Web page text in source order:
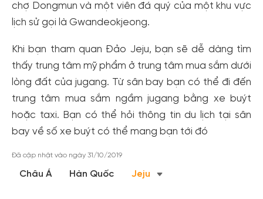
chợ Dongmun và một viên đá quý của một khu vực
lịch sử gọi là Gwandeokjeong.
Khi bạn tham quan Đảo Jeju, bạn sẽ dễ dàng tìm
thấy trung tâm mỹ phẩm ở trung tâm mua sắm dưới
lòng đất của jugang. Từ sân bay bạn có thể đi đến
trung tâm mua sắm ngầm jugang bằng xe buýt
hoặc taxi. Bạn có thể hỏi thông tin du lịch tại sân
bay về số xe buýt có thể mang bạn tới đó
Đã cập nhật vào ngày 31/10/2019
Châu Á Hàn Quốc Jeju
Tạo tài khoản nhanh - nhận nhiều ưu
đãi!
Tạo tài khoản để có thểnhận ngay các ưu đãi
cho cộng đồng.
Đăng ký